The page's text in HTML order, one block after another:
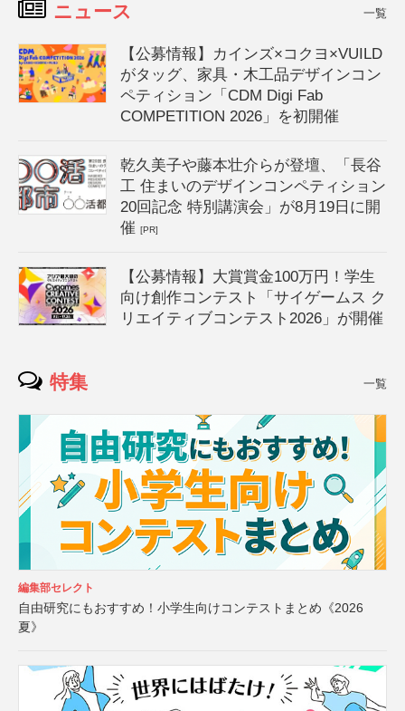
ニュース 一覧
【公募情報】カインズ×コクヨ×VUILD
がタッグ、家具・木工品デザインコン
ペティション「CDM Digi Fab
COMPETITION 2026」を初開催
乾久美子や藤本壮介らが登壇、「長谷
工 住まいのデザインコンペティション
20回記念 特別講演会」が8月19日に開
催[PR]
【公募情報】大賞賞金100万円！学生
向け創作コンテスト「サイゲームス ク
リエイティブコンテスト2026」が開催
特集 一覧
編集部セレクト
自由研究にもおすすめ！小学生向けコンテストまとめ《2026
夏》